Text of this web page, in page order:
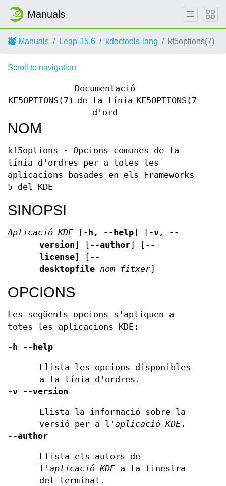
Manuals
Manuals Leap-15.6 kdoctools-lang kf5options(7)
Scroll to navigation
KF5OPTIONS(7)
Documentació
de la línia
d'ord
KF5OPTIONS(7)
NOM
kf5options - Opcions comunes de la
línia d'ordres per a totes les
aplicacions basades en els Frameworks
5 del KDE
SINOPSI
Aplicació KDE [ -h, --help] [ -v, --
version] [ --author] [ --
license] [ --
desktopfile nom fitxer]
OPCIONS
Les següents opcions s'apliquen a
totes les aplicacions KDE:
-h --help
Llista les opcions disponibles
a la línia d'ordres.
-v
--version
Llista la informació sobre la
versió per a l'aplicació KDE .
--author
Llista els autors de
l'aplicació KDE a la finestra
del terminal.